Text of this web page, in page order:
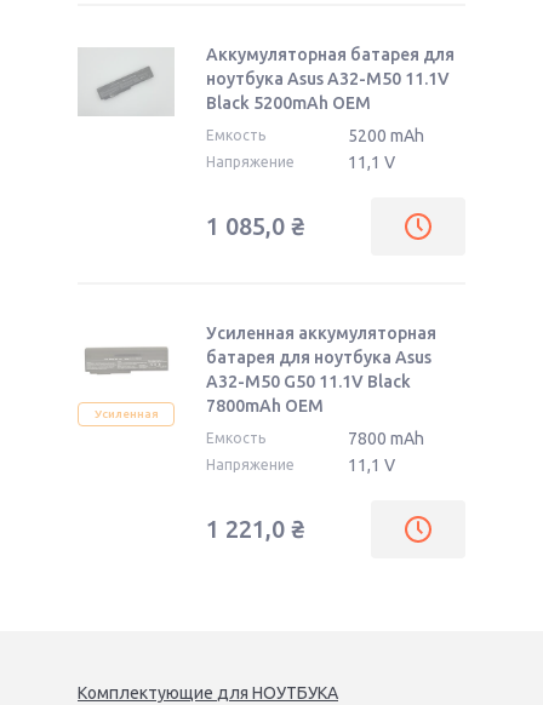
Аккумуляторная батарея для
ноутбука Asus A32-M50 11.1V
Black 5200mAh OEM
Емкость 5200 mAh
Напряжение 11,1 V
1 085,0 ₴
Усиленная
Усиленная аккумуляторная
батарея для ноутбука Asus
A32-M50 G50 11.1V Black
7800mAh OEM
Емкость 7800 mAh
Напряжение 11,1 V
1 221,0 ₴
Комплектующие для НОУТБУКА